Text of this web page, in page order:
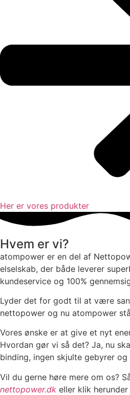
Her er vores produkter
Hvem er vi?
atompower er en del af
elselskab, der både leverer
kundeservice og 100%
Lyder det for godt til at være
nettopower og nu atompower
Vores ønske er at give et nyt
Hvordan gør vi så det? Ja, nu
binding, ingen skjulte gebyrer og
Vil du gerne høre mere om os?
nettopower.dk eller klik